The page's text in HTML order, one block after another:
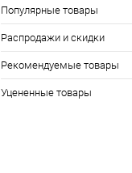
Популярные товары
Распродажи и скидки
Рекомендуемые товары
Уцененные товары